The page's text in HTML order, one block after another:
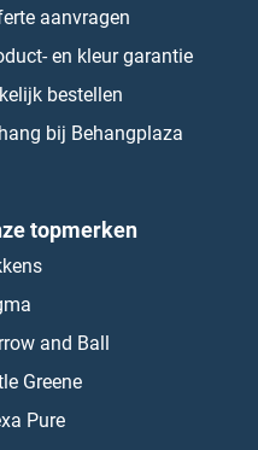
aanvragen
en kleur garantie
bestellen
bij Behangplaza
topmerken
and Ball
Greene
Pure